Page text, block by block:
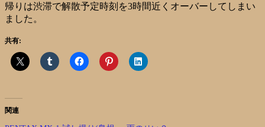
帰りは渋滞で解散予定時刻を3時間近くオーバーしてしまい
ました。
共有:
関連